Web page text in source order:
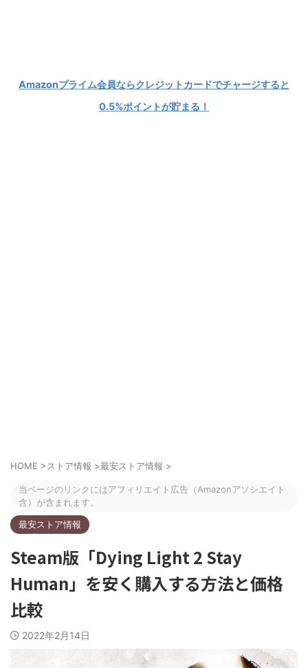
Amazonプライム会員ならクレジットカードでチャージすると
0.5%ポイントが貯まる！
HOME >ストア情報 >最安ストア情報 >
当ページのリンクにはアフィリエイト広告（Amazonアソシエイト
含）が含まれます。
最安ストア情報
Steam版「Dying Light 2 Stay
Human」を安く購入する方法と価格
比較
2022年2月14日